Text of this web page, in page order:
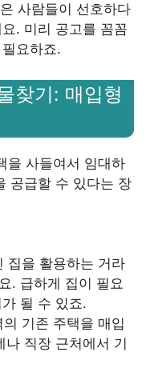
사람들이 선호하다
. 미리 공고를 꼼꼼
요하죠.
찾기: 매입형
을 사들여서 임대하
공급할 수 있다는 장
집을 활용하는 거라
. 급하게 집이 필요
될 수 있죠.
기존 주택을 매입
직장 근처에서 기